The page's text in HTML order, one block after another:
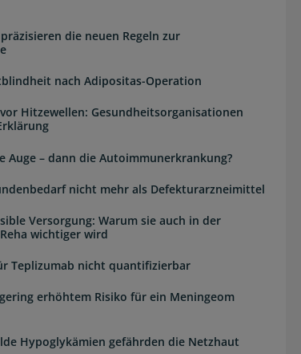
die neuen Regeln zur
nach Adipositas-Operation
Hitzewellen: Gesundheitsorganisationen
Auge – dann die Autoimmunerkrankung?
nicht mehr als Defekturarzneimittel
Versorgung: Warum sie auch in der
wichtiger wird
Teplizumab nicht quantifizierbar
erhöhtem Risiko für ein Meningeom
Hypoglykämien gefährden die Netzhaut